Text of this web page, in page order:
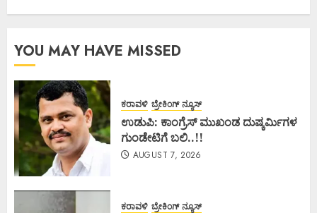
YOU MAY HAVE MISSED
ಕರಾವಳಿ ಬ್ರೇಕಿಂಗ್ ನ್ಯೂಸ್
ಉಡುಪಿ: ಕಾಂಗ್ರೆಸ್ ಮುಖಂಡ ದುಷ್ಕರ್ಮಿಗಳ
ಗುಂಡೇಟಿಗೆ ಬಲಿ..!!
AUGUST 7, 2026
ಕರಾವಳಿ ಬ್ರೇಕಿಂಗ್ ನ್ಯೂಸ್